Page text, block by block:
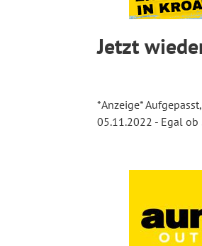
Jetzt
*Anzeige*
05.11.2022 - Egal ob